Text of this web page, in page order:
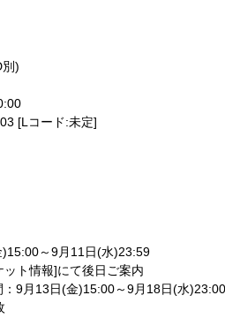
)
[Lコード:未定]
)15:00～9月11日(水)23:59
ット情報]にて後日ご案内
：9月13日(金)15:00～9月18日(水)23:00